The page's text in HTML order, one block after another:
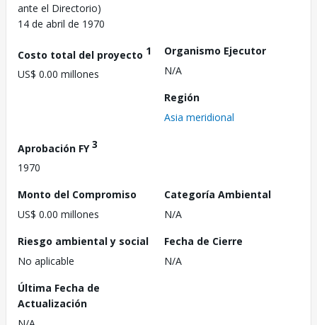
ante el Directorio)
14 de abril de 1970
Costo total del proyecto 1
US$ 0.00 millones
Organismo Ejecutor
N/A
Región
Asia meridional
Aprobación FY3
1970
Monto del Compromiso
US$ 0.00 millones
Categoría Ambiental
N/A
Riesgo ambiental y social
No aplicable
Fecha de Cierre
N/A
Última Fecha de
Actualización